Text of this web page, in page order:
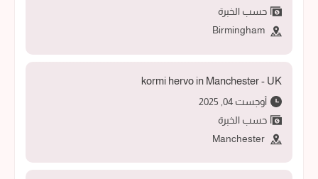
حسب الخبرة
kormi hervo in Manchester - UK
أوجست 04, 2025
حسب الخبرة